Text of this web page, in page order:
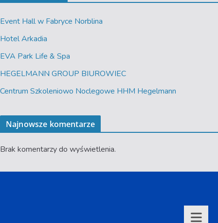
Event Hall w Fabryce Norblina
Hotel Arkadia
EVA Park Life & Spa
HEGELMANN GROUP BIUROWIEC
Centrum Szkoleniowo Noclegowe HHM Hegelmann
Najnowsze komentarze
Brak komentarzy do wyświetlenia.